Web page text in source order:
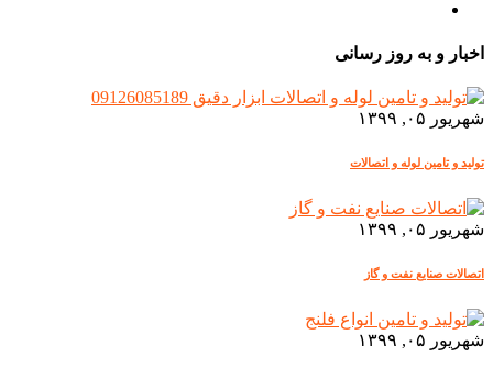
اخبار و به روز رسانی
شهریور ۰۵, ۱۳۹۹
تولید و تامین لوله و اتصالات
شهریور ۰۵, ۱۳۹۹
اتصالات صنایع نفت و گاز
شهریور ۰۵, ۱۳۹۹